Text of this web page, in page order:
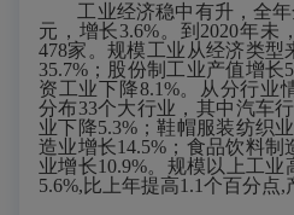
工业经济稳中有升，全
元，增长3.6%。到2020年未
478家。规模工业从经济类型
35.7%；股份制工业产值增长
资工业下降8.1%。从分行业
分布33个大行业，其中汽车
业下降5.3%；鞋帽服装纺织业
造业增长14.5%；食品饮料制
业增长10.9%。规模以上工业
5.6%,比上年提高1.1个百分点,